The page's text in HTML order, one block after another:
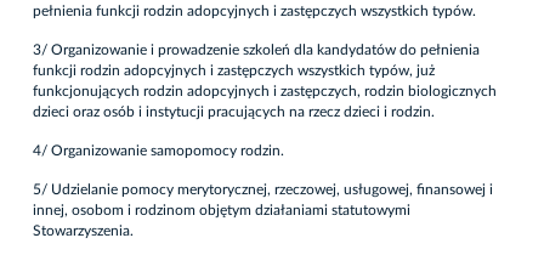
pełnienia funkcji rodzin adopcyjnych i zastępczych wszystkich typów.
3/ Organizowanie i prowadzenie szkoleń dla kandydatów do pełnienia
funkcji rodzin adopcyjnych i zastępczych wszystkich typów, już
funkcjonujących rodzin adopcyjnych i zastępczych, rodzin biologicznych
dzieci oraz osób i instytucji pracujących na rzecz dzieci i rodzin.
4/ Organizowanie samopomocy rodzin.
5/ Udzielanie pomocy merytorycznej, rzeczowej, usługowej, finansowej i
innej, osobom i rodzinom objętym działaniami statutowymi
Stowarzyszenia.